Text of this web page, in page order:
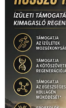
Hirdetés